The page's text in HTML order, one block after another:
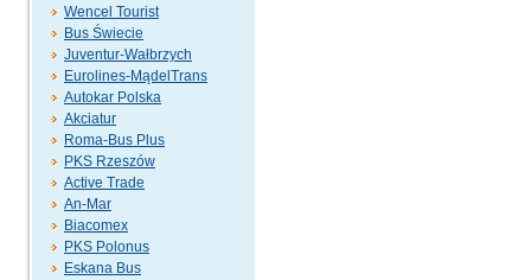
Wencel Tourist
Bus Świecie
Juventur-Wałbrzych
Eurolines-MądelTrans
Autokar Polska
Akciatur
Roma-Bus Plus
PKS Rzeszów
Active Trade
An-Mar
Biacomex
PKS Polonus
Eskana Bus